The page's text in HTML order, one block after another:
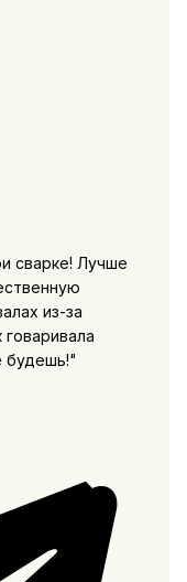
сварке! Лучше
из-за
будешь!"